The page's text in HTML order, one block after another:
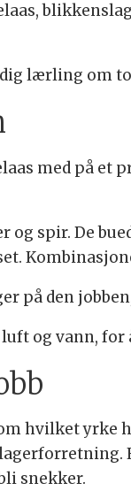
lærling om
med på
og spir. De
på den
og vann,
hvilket yrke
snekker.